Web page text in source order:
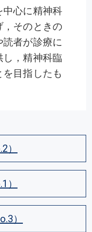
心に精神科
そのときの
読者が診療に
，精神科臨
目指したも
）
）
）